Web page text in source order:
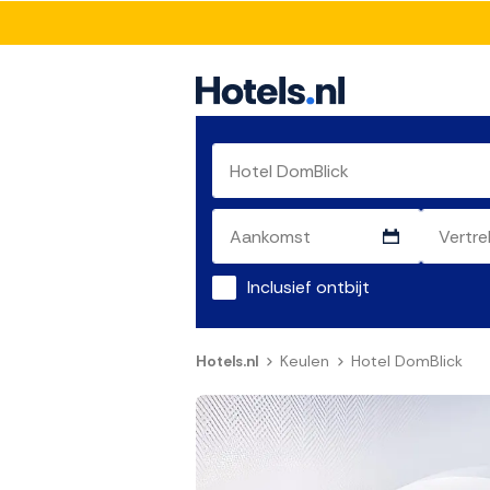
Inclusief ontbijt
Hotels.nl Keulen Hotel DomBlick